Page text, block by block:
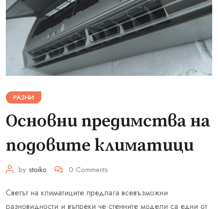
РАЗНИ
Основни предимства на
подовите климатици
by stoiko 0 Comments
Светът на климатиците предлага всевъзможни
разновидности и въпреки че стенните модели са едни от